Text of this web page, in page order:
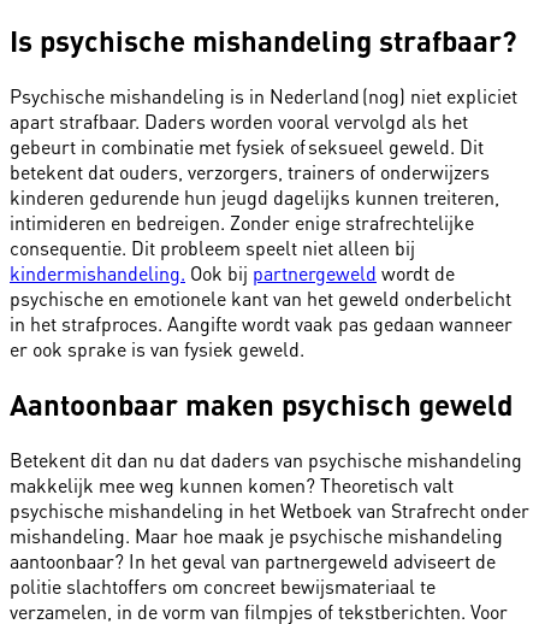
Is psychische mishandeling strafbaar?
Psychische mishandeling is in Nederland (nog) niet expliciet
apart strafbaar. Daders worden vooral vervolgd als het
gebeurt in combinatie met fysiek of seksueel geweld. Dit
betekent dat ouders, verzorgers, trainers of onderwijzers
kinderen gedurende hun jeugd dagelijks kunnen treiteren,
intimideren en bedreigen. Zonder enige strafrechtelijke
consequentie. Dit probleem speelt niet alleen bij
kindermishandeling. Ook bij partnergeweld wordt de
psychische en emotionele kant van het geweld onderbelicht
in het strafproces. Aangifte wordt vaak pas gedaan wanneer
er ook sprake is van fysiek geweld.
Aantoonbaar maken psychisch geweld
Betekent dit dan nu dat daders van psychische mishandeling
makkelijk mee weg kunnen komen? Theoretisch valt
psychische mishandeling in het Wetboek van Strafrecht onder
mishandeling. Maar hoe maak je psychische mishandeling
aantoonbaar? In het geval van partnergeweld adviseert de
politie slachtoffers om concreet bewijsmateriaal te
verzamelen, in de vorm van filmpjes of tekstberichten. Voor